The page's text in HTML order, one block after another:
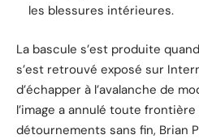
les blessures intérieures.
La bascule s’est produite
s’est retrouvé exposé sur
d’échapper à l’avalanche de
l’image a annulé toute
détournements sans fin, Brian